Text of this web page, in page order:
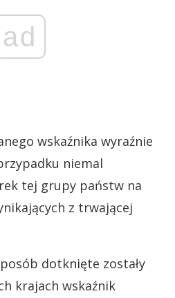
ad
wskaźnika wyraźnie
niemal
tej grupy państw na
z trwającej
dotknięte zostały
krajach wskaźnik